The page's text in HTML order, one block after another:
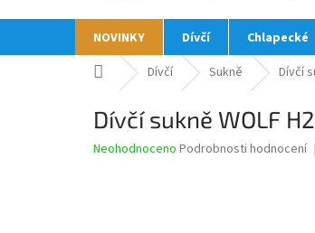
NOVINKY Dívčí Chlapecké
Domů Dívčí Sukně Dívčí
Dívčí sukně WOLF
Průměrné
Neohodnoceno Podrobnosti hodnocení